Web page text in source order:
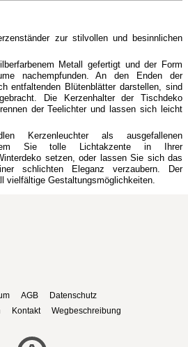
zur stilvollen und besinnlichen
Metall gefertigt und der Form
nachempfunden. An den Enden der
entfaltenden Blütenblätter darstellen, sind
Die Kerzenhalter der Tischdeko
der Teelichter und lassen sich leicht
Kerzenleuchter als ausgefallenen
Sie tolle Lichtakzente in Ihrer
setzen, oder lassen Sie sich das
schlichten Eleganz verzaubern. Der
vielfältige Gestaltungsmöglichkeiten.
AGB
Datenschutz
Kontakt Wegbeschreibung